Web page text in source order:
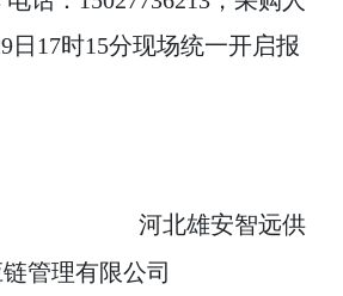
日 17时15分现场统一开启报
河北雄安智远供
管理有限公司